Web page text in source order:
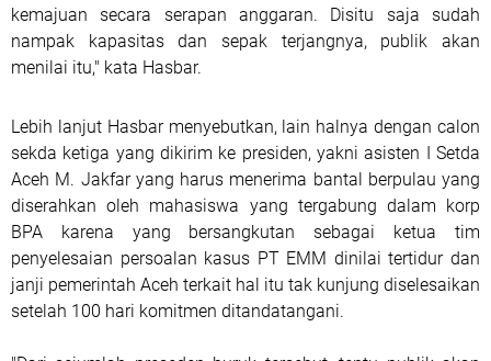
kemajuan secara serapan anggaran. Disitu saja sudah
nampak kapasitas dan sepak terjangnya, publik akan
menilai itu," kata Hasbar.
Lebih lanjut Hasbar menyebutkan, lain halnya dengan calon
sekda ketiga yang dikirim ke presiden, yakni asisten I Setda
Aceh M. Jakfar yang harus menerima bantal berpulau yang
diserahkan oleh mahasiswa yang tergabung dalam korp
BPA karena yang bersangkutan sebagai ketua tim
penyelesaian persoalan kasus PT EMM dinilai tertidur dan
janji pemerintah Aceh terkait hal itu tak kunjung diselesaikan
setelah 100 hari komitmen ditandatangani.